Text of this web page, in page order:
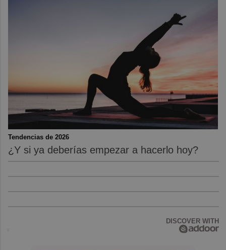
Tendencias de 2026
¿Y si ya deberías empezar a hacerlo hoy?
DISCOVER WITH